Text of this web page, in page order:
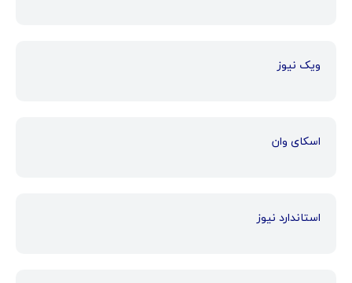
ویک نیوز
اسکای وان
استاندارد نیوز